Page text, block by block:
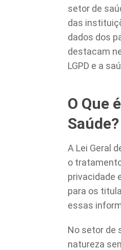
setor de
das
dados dos
destacam
LGPD e a
O Que
Saúde?
A Lei Geral
o
privacidade
para os
essas
No setor de
natureza